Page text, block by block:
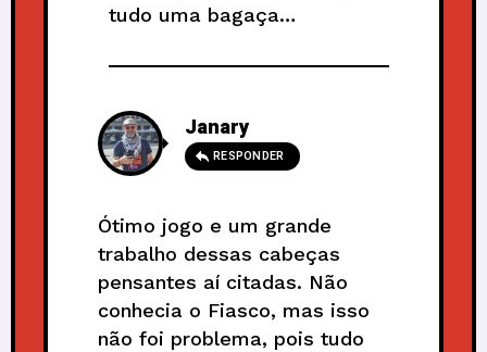
tudo uma bagaça…
Janary
RESPONDER
Ótimo jogo e um grande
trabalho dessas cabeças
pensantes aí citadas. Não
conhecia o Fiasco, mas isso
não foi problema, pois tudo